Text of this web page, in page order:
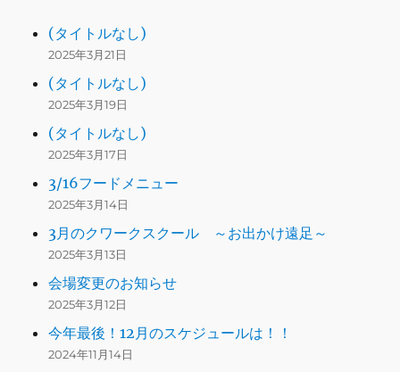
(タイトルなし)
2025年3月21日
(タイトルなし)
2025年3月19日
(タイトルなし)
2025年3月17日
3/16フードメニュー
2025年3月14日
3月のクワークスクール ～お出かけ遠足～
2025年3月13日
会場変更のお知らせ
2025年3月12日
今年最後！12月のスケジュールは！！
2024年11月14日